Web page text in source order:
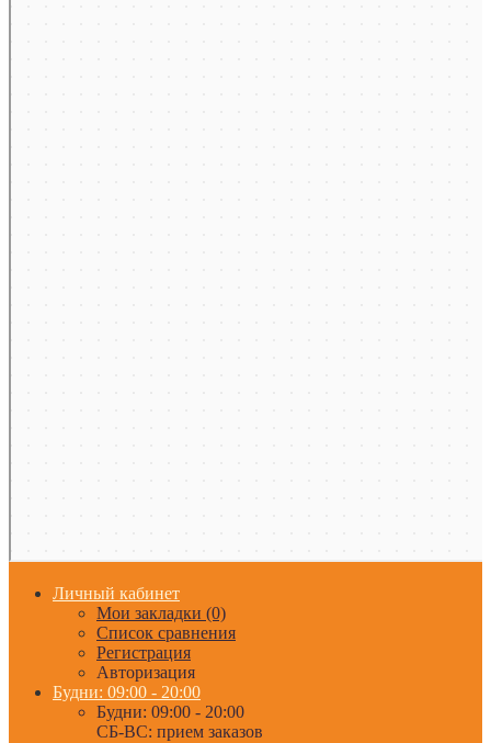
Личный кабинет
Мои закладки (0)
Список сравнения
Регистрация
Авторизация
Будни: 09:00 - 20:00
Будни: 09:00 - 20:00
СБ-ВС: прием заказов